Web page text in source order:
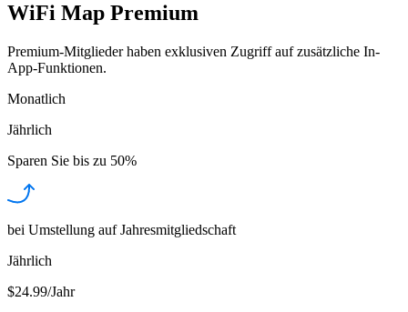
WiFi Map Premium
Premium-Mitglieder haben exklusiven Zugriff auf zusätzliche In-
App-Funktionen.
Monatlich
Jährlich
Sparen Sie bis zu 50%
bei Umstellung auf Jahresmitgliedschaft
Jährlich
$24.99/Jahr